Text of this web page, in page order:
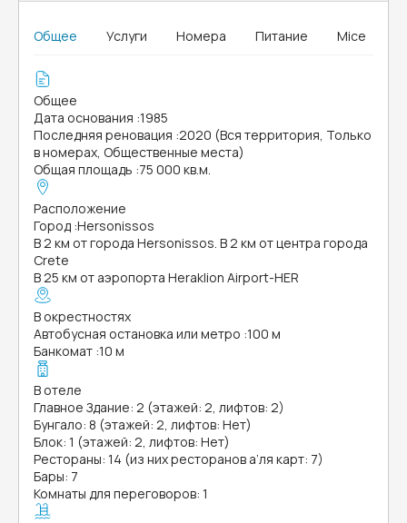
Общее Услуги Номера Питание Mice
Общее
Дата основания :1985
Последняя реновация :2020 (Вся территория, Только
в номерах, Общественные места)
Общая площадь :75 000 кв.м.
Расположение
Город :Hersonissos
В 2 км от города Hersonissos. В 2 км от центра города
Crete
В 25 км от аэропорта Heraklion Airport-HER
В окрестностях
Автобусная остановка или метро :100 м
Банкомат :10 м
В отеле
Главное Здание: 2 (этажей: 2, лифтов: 2)
Бунгало: 8 (этажей: 2, лифтов: Нет)
Блок: 1 (этажей: 2, лифтов: Нет)
Рестораны: 14 (из них ресторанов а’ля карт: 7)
Бары: 7
Комнаты для переговоров: 1